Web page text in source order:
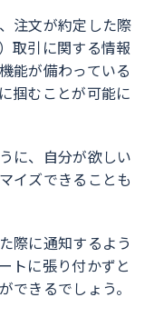
注文が約定した際
取引に関する情報
能が備わっている
掴むことが可能に
に、自分が欲しい
イズできることも
際に通知するよう
トに張り付かずと
できるでしょう。